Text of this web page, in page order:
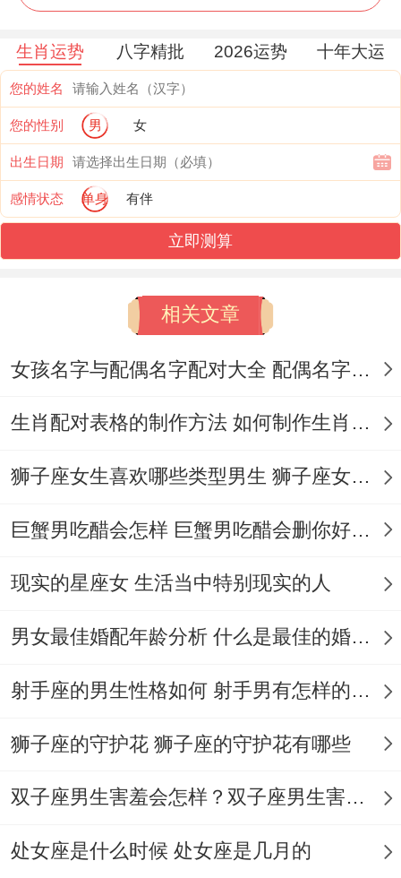
淘到九成新的设计师款家具。
理财方面要警惕"内部消息",某个声称掌握内
幕的发小也许正在编织甜蜜的谎言。
感情世界今天像杯层次分明的鸡尾酒 - 表面
浮着甜蜜的奶油，底下藏着辛辣的伏特加。
单身的天蝎会在健身房里遇到自带薄荷香气
的邂逅,对方请教器械使用方法时的眼神藏着
小心机.不过要分辨清楚这是怦然心动还是荷
尔蒙作祟、晚上八点过后某个前任可能带着
家楼下"的桥段听听就好.
有伴的天蝎要小心餐桌上的、伴侣随口提起
只是单纯分享日常。今晚适合用烛光晚餐化
解微妙情绪，但千万别选生冷海鲜 - 肠胃 起
今天的你就像精密运转的瑞士手表 - 每个齿
轮都咬合得分毫不差！从晨跑时恰到好处的
利店加热的便当都比往常美味三分。
这种行云流水的状态最适合推进拖延已久的
纲,或是健身APP上积灰的增肌课程。
生肖运势 八字精批 2026运势 十年大运
您的姓名
您的性别 男 女
出生日期
感情状态 单身 有伴
立即测算
相关文章
女孩名字与配偶名字配对大全 配偶名字配对女孩版
生肖配对表格的制作方法 如何制作生肖配对表格
狮子座女生喜欢哪些类型男生 狮子座女生喜欢哪种男生
巨蟹男吃醋会怎样 巨蟹男吃醋会删你好友吗
现实的星座女 生活当中特别现实的人
男女最佳婚配年龄分析 什么是最佳的婚配年龄吗
射手座的男生性格如何 射手男有怎样的性格
狮子座的守护花 狮子座的守护花有哪些
双子座男生害羞会怎样？双子座男生害羞的表现 双子座男生害羞会怎么样
处女座是什么时候 处女座是几月的